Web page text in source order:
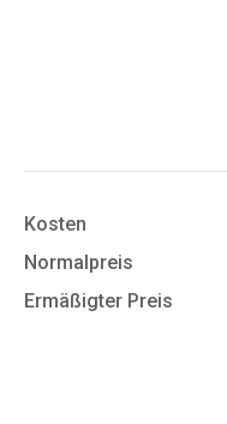
Kosten
Normalpreis
Ermäßigter Preis